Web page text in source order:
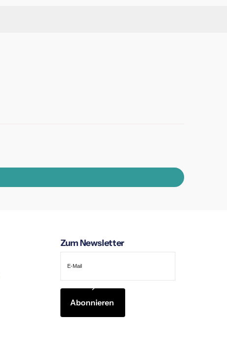
Zum Newsletter
Abonnieren